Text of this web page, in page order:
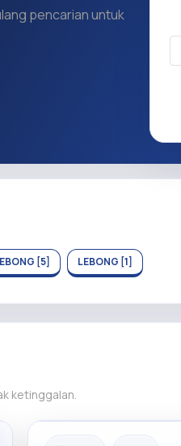
pencarian untuk
[5] LEBONG [1]
ketinggalan.